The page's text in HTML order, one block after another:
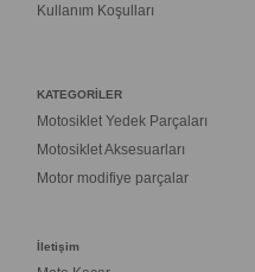
Kullanım Koşulları
KATEGORİLER
Motosiklet Yedek Parçaları
Motosiklet Aksesuarları
Motor modifiye parçalar
İletişim